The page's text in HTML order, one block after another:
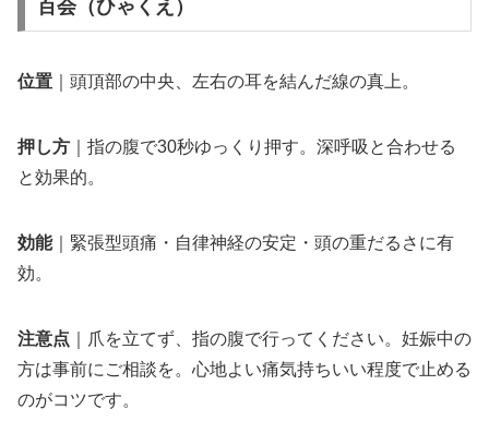
百会（ひゃくえ）
位置 ｜頭頂部の中央、左右の耳を結んだ線の真上。
押し方 ｜指の腹で30秒ゆっくり押す。深呼吸と合わせる
と効果的。
効能｜緊張型頭痛・自律神経の安定・頭の重だるさに有
効。
注意点 ｜爪を立てず、指の腹で行ってください。妊娠中の
方は事前にご相談を。心地よい痛気持ちいい程度で止める
のがコツです。